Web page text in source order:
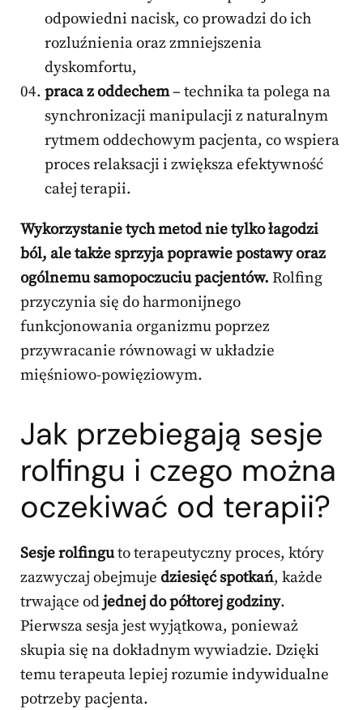
odpowiedni nacisk, co prowadzi do ich
rozluźnienia oraz zmniejszenia
dyskomfortu,
praca z oddechem– technika ta polega na
synchronizacji manipulacji z naturalnym
rytmem oddechowym pacjenta, co wspiera
proces relaksacji i zwiększa efektywność
całej terapii.
Wykorzystanie tych metod nie tylko łagodzi
ból, ale także sprzyja poprawie postawy oraz
ogólnemu samopoczuciu pacjentów. Rolfing
przyczynia się do harmonijnego
funkcjonowania organizmu poprzez
przywracanie równowagi w układzie
mięśniowo-powięziowym.
Jak przebiegają sesje
rolfingu i czego można
oczekiwać od terapii?
Sesje rolfinguto terapeutyczny proces, który
zazwyczaj obejmuje dziesięć spotkań, każde
trwające odjednej do półtorej godziny.
Pierwsza sesja jest wyjątkowa, ponieważ
skupia się na dokładnym wywiadzie. Dzięki
temu terapeuta lepiej rozumie indywidualne
potrzeby pacjenta.